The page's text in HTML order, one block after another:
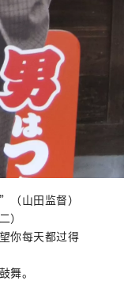
（山田监督）
）
你每天都过得
舞。